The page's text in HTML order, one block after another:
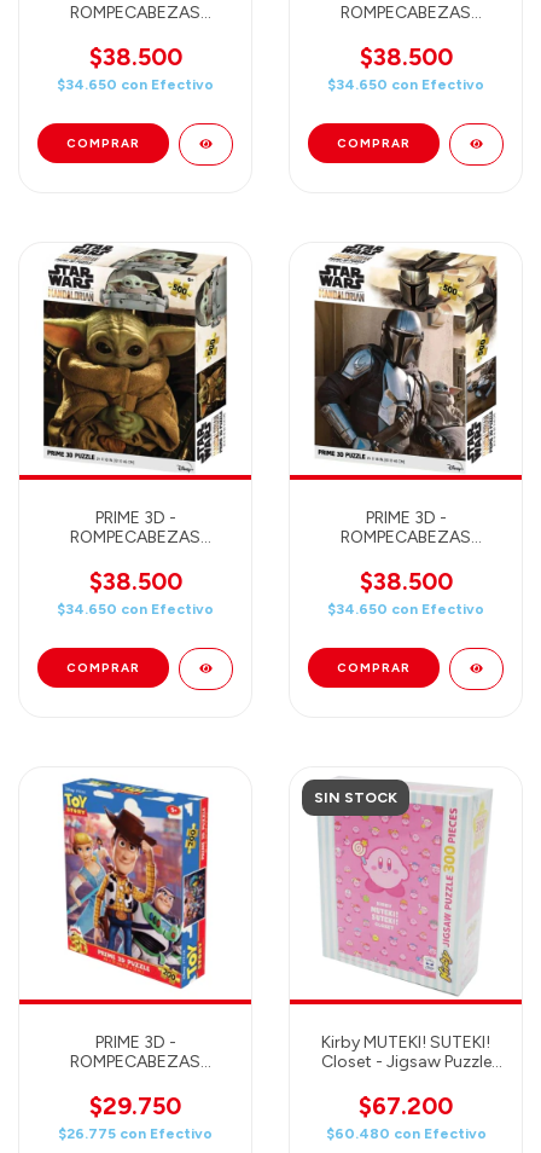
ROMPECABEZAS
STITCH ROCK 500
PIEZAS 61X46 - 32880
$38.500
$34.650 con Efectivo
ROMPECABEZAS
POTTER HARRY &
AMIGOS 500 PIEZAS
61X46 - 32559
$38.500
$34.650 con Efectivo
PRIME 3D -
ROMPECABEZAS
THE MANDALORIAN
GROGU 500 PIEZAS
61X46 - 32631
$38.500
$34.650 con Efectivo
PRIME 3D -
ROMPECABEZAS
THE MANDALORIAN 500
PIEZAS 61X46 - 32628
$38.500
$34.650 con Efectivo
PRIME 3D -
ROMPECABEZAS
TOY STORY 200 PIEZAS
46X31 - 33042
$29.750
$26.775 con Efectivo
SIN STOCK
Kirby MUTEKI! SUTEKI!
Closet - Jigsaw Puzzle
$67.200
$60.480 con Efectivo